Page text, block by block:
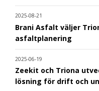
2025-08-21
Brani Asfalt väljer
asfaltplanering
2025-06-19
Zeekit och Triona
lösning för drift och